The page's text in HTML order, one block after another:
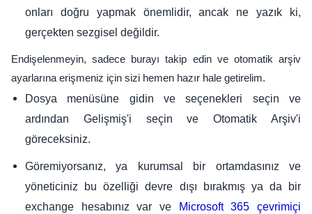
onları doğru yapmak önemlidir, ancak ne yazık ki,
gerçekten sezgisel değildir.
Endişelenmeyin, sadece burayı takip edin ve otomatik arşiv
ayarlarına erişmeniz için sizi hemen hazır hale getirelim.
Dosya menüsüne gidin ve seçenekleri seçin ve
ardından Gelişmiş'i seçin ve Otomatik Arşiv'i
göreceksiniz.
Göremiyorsanız, ya kurumsal bir ortamdasınız ve
yöneticiniz bu özelliği devre dışı bırakmış ya da bir
exchange hesabınız var ve
Microsoft 365 çevrimiçi